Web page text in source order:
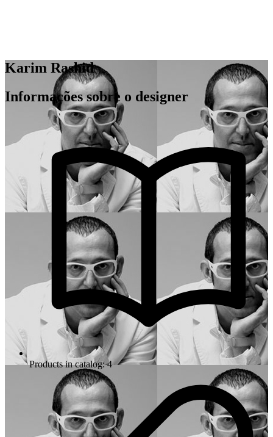
Karim Rashid
Informações sobre o designer
Products in catalog: 4